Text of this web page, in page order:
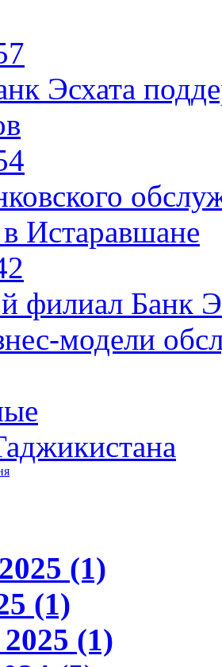
Эсхата
Истаравшане
филиал Банк
модели
(1)
(1)
(1)